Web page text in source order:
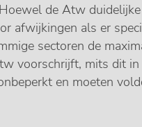
Hoewel de Atw
afwijkingen als er
sectoren de
voorschrijft, mits dit in
en moeten